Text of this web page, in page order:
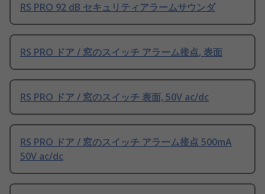
RS PRO 92 dB セキュリティアラームサウンダ
RS PRO ドア / 窓のスイッチ アラーム接点, 表面
RS PRO ドア / 窓のスイッチ 表面, 50V ac/dc
RS PRO ドア / 窓のスイッチ アラーム接点 500mA
50V ac/dc